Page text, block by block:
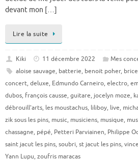
devant mon […]
Lire la suite
Kiki 11 décembre 2022
Mes
aloise sauvage, batterie, benoit poher,
concert, deluxe, Edmundo Carneiro, electro,
dubos, françois causse, guitare, jocelyn moze,
débrouill'arts, les moustachus, liliboy, live,
zik sous les pins, music, musiciens, musique,
chassagne, pépé, Petteri Parviainen, Philippe
saint jacut les pins, soubri, st jacut les pins,
Yann Lupu, zoufris maracas